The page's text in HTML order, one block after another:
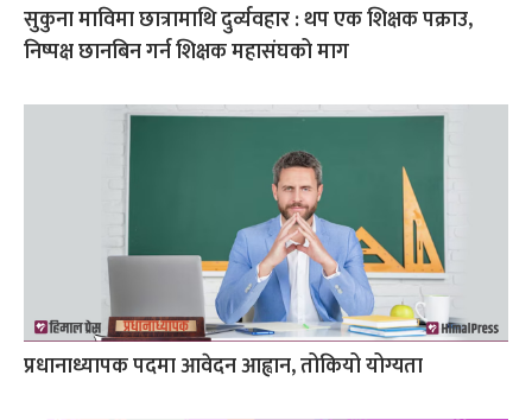
सुकुना माविमा छात्रामाथि दुर्व्यवहार : थप एक शिक्षक पक्राउ,
निष्पक्ष छानबिन गर्न शिक्षक महासंघको माग
प्रधानाध्यापक पदमा आवेदन आह्वान, तोकियो योग्यता